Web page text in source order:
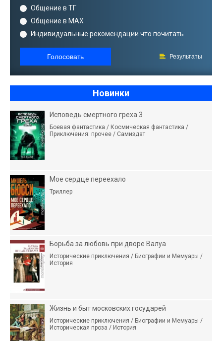
Общение в ТГ
Общение в MAX
Индивидуальные рекомендации что почитать
Голосовать Результаты
Новинки
Исповедь смертного греха 3
Боевая фантастика / Космическая фантастика /
Приключения: прочее / Самиздат
Мое сердце переехало
Триллер
Борьба за любовь при дворе Валуа
Исторические приключения / Биографии и Мемуары /
История
Жизнь и быт московских государей
Исторические приключения / Биографии и Мемуары /
Историческая проза / История